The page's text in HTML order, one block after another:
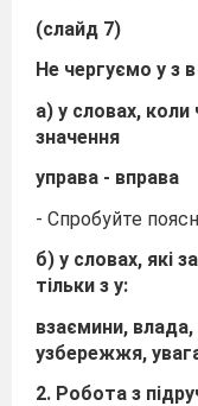
(слайд 7)
Не чергуємо у з в
а) у словах,
значення
управа - вправа
- Спробуйте
б) у словах, які
тільки з у:
взаємини, влада,
узбережжя,
2. Робота з